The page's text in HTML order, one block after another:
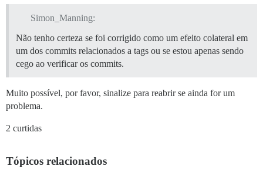
Simon_Manning:
Não tenho certeza se foi corrigido como um efeito colateral em
um dos commits relacionados a tags ou se estou apenas sendo
cego ao verificar os commits.
Muito possível, por favor, sinalize para reabrir se ainda for um
problema.
2 curtidas
Tópicos relacionados